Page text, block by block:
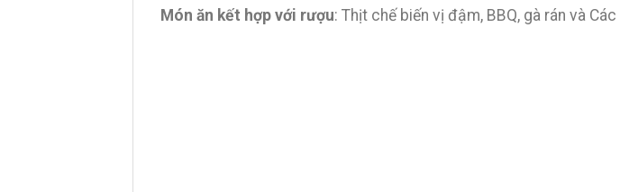
Món ăn kết hợp với rượu: Thịt chế biến vị đậm, BBQ, gà rán và